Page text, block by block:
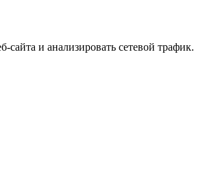
и анализировать сетевой трафик.